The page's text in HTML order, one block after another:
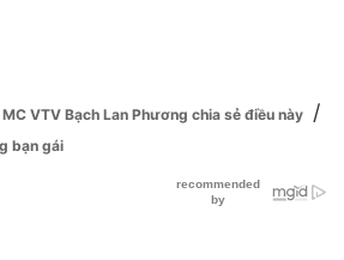
VTV Bạch Lan Phương chia sẻ điều này /
bạn gái